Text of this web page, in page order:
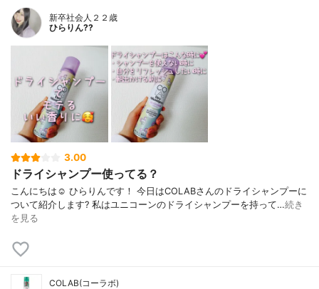
新卒社会人２２歳
ひらりん??
3.00
ドライシャンプー使ってる？
こんにちは☺️ ひらりんです！ 今日はCOLABさんのドライシャンプーに
ついて紹介します? 私はユニコーンのドライシャンプーを持って…続き
を見る
COLAB(コーラボ)